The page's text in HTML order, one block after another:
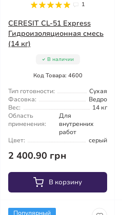
1
CERESIT CL-51 Express
Гидроизоляционная смесь
(14 кг)
В наличии
Код Товара: 4600
Тип готовности:
Сухая
Фасовка:
Ведро
Вес:
14 кг
Область
применения:
Для
внутренних
работ
Цвет:
серый
2 400.90 грн
В корзину
Популярный